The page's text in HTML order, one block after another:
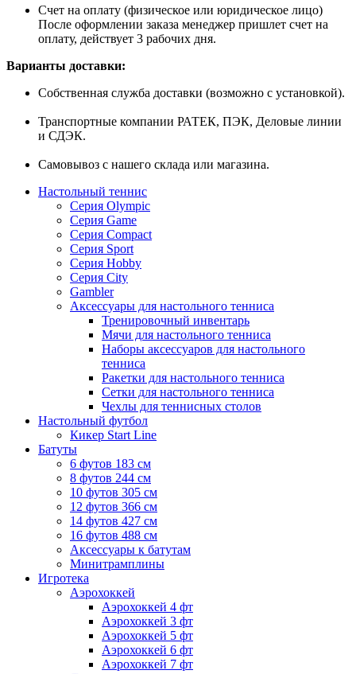
Счет на оплату (физическое или юридическое лицо)
После оформлении заказа менеджер пришлет счет на
оплату, действует 3 рабочих дня.
Варианты доставки:
Собственная служба доставки (возможно с установкой).
Транспортные компании РАТЕК, ПЭК, Деловые линии
и СДЭК.
Самовывоз с нашего склада или магазина.
Настольный теннис
Серия Olympic
Серия Game
Серия Compact
Серия Sport
Серия Hobby
Серия City
Gambler
Аксессуары для настольного тенниса
Тренировочный инвентарь
Мячи для настольного тенниса
Наборы аксессуаров для настольного
тенниса
Ракетки для настольного тенниса
Сетки для настольного тенниса
Чехлы для теннисных столов
Настольный футбол
Кикер Start Line
Батуты
6 футов 183 см
8 футов 244 см
10 футов 305 см
12 футов 366 см
14 футов 427 см
16 футов 488 см
Аксессуары к батутам
Минитрамплины
Игротека
Аэрохоккей
Аэрохоккей 4 фт
Аэрохоккей 3 фт
Аэрохоккей 5 фт
Аэрохоккей 6 фт
Аэрохоккей 7 фт